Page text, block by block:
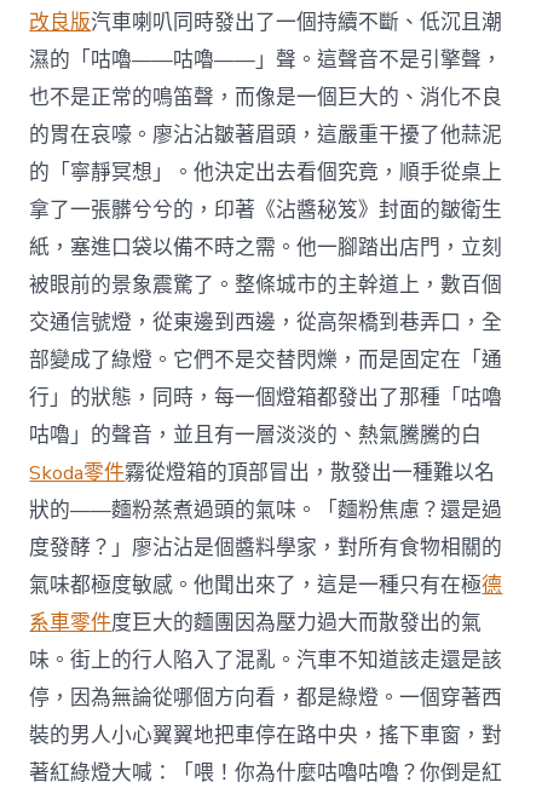
改良版汽車喇叭同時發出了一個持續不斷、低沉且潮
濕的「咕嚕——咕嚕——」聲。這聲音不是引擎聲，
也不是正常的鳴笛聲，而像是一個巨大的、消化不良
的胃在哀嚎。廖沾沾皺著眉頭，這嚴重干擾了他蒜泥
的「寧靜冥想」。他決定出去看個究竟，順手從桌上
拿了一張髒兮兮的，印著《沾醬秘笈》封面的皺衛生
紙，塞進口袋以備不時之需。他一腳踏出店門，立刻
被眼前的景象震驚了。整條城市的主幹道上，數百個
交通信號燈，從東邊到西邊，從高架橋到巷弄口，全
部變成了綠燈。它們不是交替閃爍，而是固定在「通
行」的狀態，同時，每一個燈箱都發出了那種「咕嚕
咕嚕」的聲音，並且有一層淡淡的、熱氣騰騰的白
Skoda零件霧從燈箱的頂部冒出，散發出一種難以名
狀的——麵粉蒸煮過頭的氣味。「麵粉焦慮？還是過
度發酵？」廖沾沾是個醬料學家，對所有食物相關的
氣味都極度敏感。他聞出來了，這是一種只有在極德
系車零件度巨大的麵團因為壓力過大而散發出的氣
味。街上的行人陷入了混亂。汽車不知道該走還是該
停，因為無論從哪個方向看，都是綠燈。一個穿著西
裝的男人小心翼翼地把車停在路中央，搖下車窗，對
著紅綠燈大喊：「喂！你為什麼咕嚕咕嚕？你倒是紅